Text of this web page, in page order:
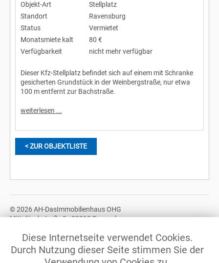
Objekt-Art
Stellplatz
Standort
Ravensburg
Status
Vermietet
Monatsmiete kalt
80 €
Verfügbarkeit
nicht mehr verfügbar
Dieser Kfz-Stellplatz befindet sich auf einem mit Schranke
gesicherten Grundstück in der Weinbergstraße, nur etwa
100 m entfernt zur Bachstraße.
weiterlesen ...
< ZUR OBJEKTLISTE
© 2026 AH-DasImmobilienhaus OHG
Mittelöschstraße 3 - 88213 Ravensburg
© 2026 AH-DasImmobilienhaus GbR
Mittelöschstraße 3 - 88213 Ravensburg
Diese Internetseite verwendet Cookies.
Durch Nutzung dieser Seite stimmen Sie der